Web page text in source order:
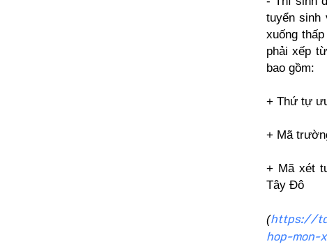
tuyển
xuống
phải xếp
bao gồm:
+ Thứ tự
+ Mã
+ Mã xét
Tây Đô
(https://
hop-mon-